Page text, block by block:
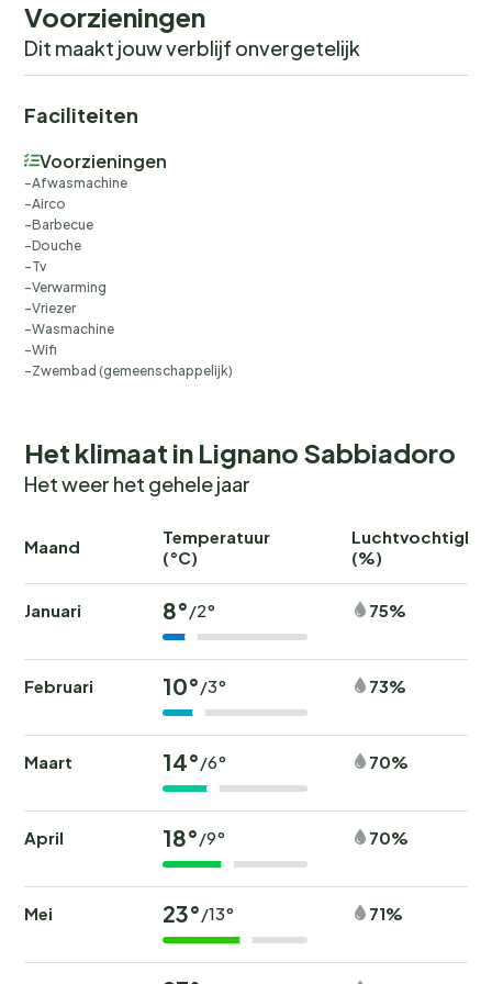
Voorzieningen
Dit maakt jouw verblijf onvergetelijk
Faciliteiten
Voorzieningen
Afwasmachine
Airco
Barbecue
Douche
Tv
Verwarming
Vriezer
Wasmachine
Wifi
Zwembad (gemeenschappelijk)
Het klimaat in Lignano Sabbiadoro
Het weer het gehele jaar
Maand
Temperatuur
(°C)
(%)
Januari 8°/2° 75%
Februari 10°/3° 73%
Maart 14°/6° 70%
April 18°/9° 70%
Mei 23°/13° 71%